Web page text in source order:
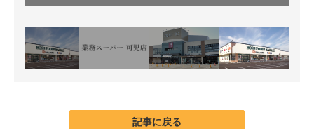
記事に戻る